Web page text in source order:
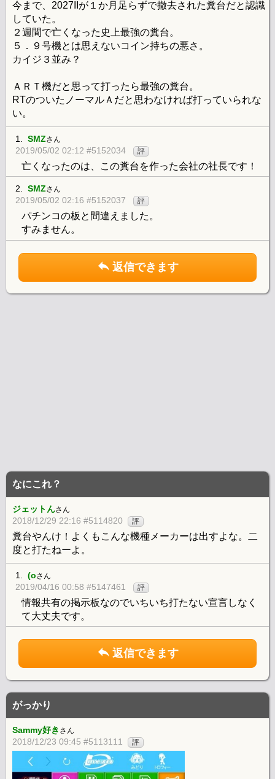
今まで、2027IIが１か月足らずで撤去された糞台だと認識
していた。
２週間で亡くなった史上最強の糞台。
５．９号機とは思えないコイン持ちの悪さ。
カイジ３並み？
ＡＲＴ機だと思って打ったら最強の糞台。
RTのついたノーマルＡだと思わなければ打っていられな
い。
1. SMZさん
2019/05/02 02:12 #5152034 評
亡くなったのは、この糞台を作った会社の社長です！
2. SMZさん
2019/05/02 02:16 #5152037 評
パチンコの板と間違えました。
すみません。
返信できます
なにこれ？
ジェットんさん
2018/12/29 22:16 #5114820 評
糞台やんけ！よくもこんな機種メーカーは出すよな。二
度と打たねーよ。
1. (oさん
2019/04/16 00:58 #5147461 評
情報共有の掲示板なのでいちいち打たない宣言しなく
て大丈夫です。
返信できます
がっかり
Sammy好き さん
2018/12/23 09:45 #5113111 評